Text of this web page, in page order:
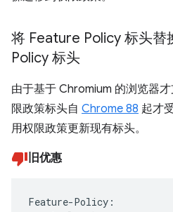
将 Feature Policy 标头替
Policy 标头
由于基于 Chromium 的浏览器
限政策标头自 Chrome 88 起才
用权限政策更新现有标头。
旧优惠
Feature-Policy: